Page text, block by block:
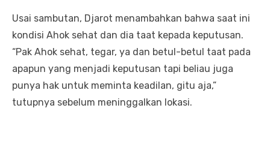
Usai sambutan, Djarot menambahkan bahwa saat ini
kondisi Ahok sehat dan dia taat kepada keputusan.
“Pak Ahok sehat, tegar, ya dan betul-betul taat pada
apapun yang menjadi keputusan tapi beliau juga
punya hak untuk meminta keadilan, gitu aja,”
tutupnya sebelum meninggalkan lokasi.